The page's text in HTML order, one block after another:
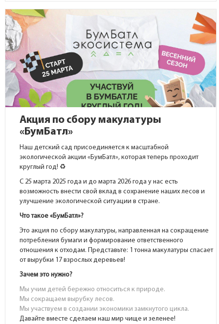
Акция по сбору макулатуры
«БумБатл»
Наш детский сад присоединяется к масштабной
экологической акции «БумБатл», которая теперь проходит
круглый год! ♻️
С 25 марта 2025 года и до марта 2026 года у нас есть
возможность внести свой вклад в сохранение наших лесов и
улучшение экологической ситуации в стране.
Что такое «БумБатл»?
Это акция по сбору макулатуры, направленная на сокращение
потребления бумаги и формирование ответственного
отношения к отходам. Представьте: 1 тонна макулатуры спасает
от вырубки 17 взрослых деревьев!
Зачем это нужно?
Мы учим детей бережно относиться к природе.
Мы сокращаем вырубку лесов.
Мы участвуем в создании экономики замкнутого цикла.
Давайте вместе сделаем наш мир чище и зеленее!